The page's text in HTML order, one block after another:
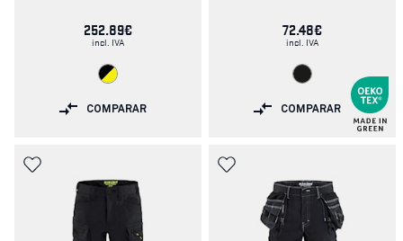
252.89€
incl. IVA
COMPARAR
72.48€
incl. IVA
COMPARAR